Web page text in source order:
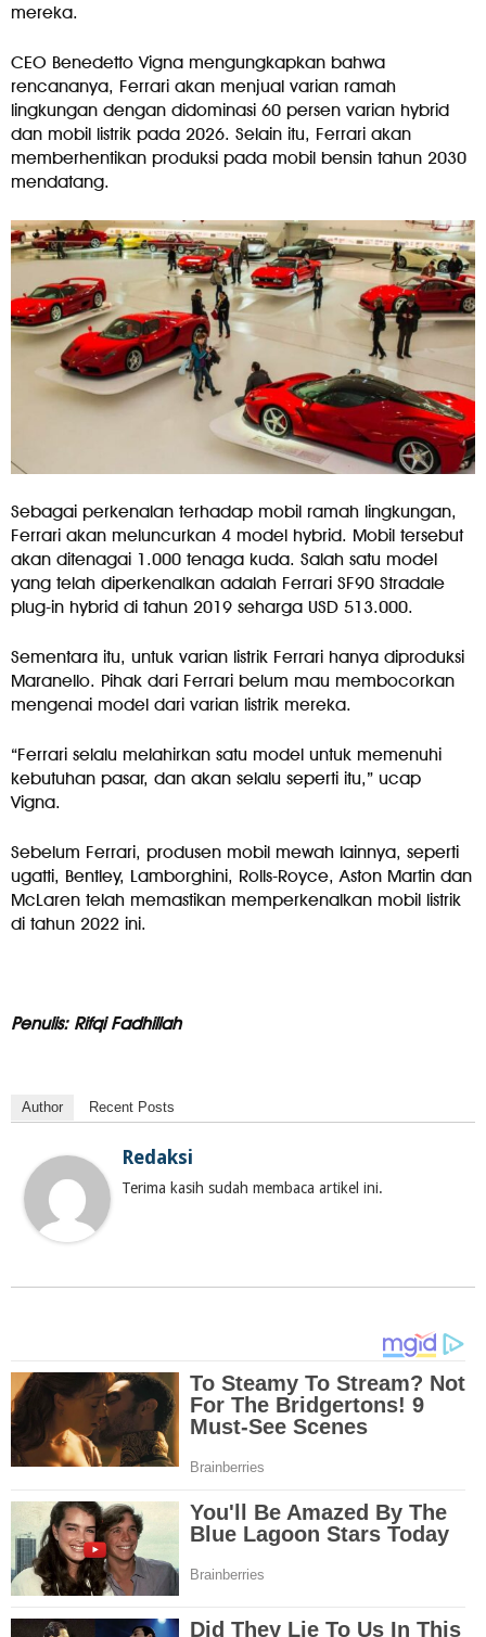
mereka.
CEO Benedetto Vigna mengungkapkan bahwa
rencananya, Ferrari akan menjual varian ramah
lingkungan dengan didominasi 60 persen varian hybrid
dan mobil listrik pada 2026. Selain itu, Ferrari akan
memberhentikan produksi pada mobil bensin tahun 2030
mendatang.
Sebagai perkenalan terhadap mobil ramah lingkungan,
Ferrari akan meluncurkan 4 model hybrid. Mobil tersebut
akan ditenagai 1.000 tenaga kuda. Salah satu model
yang telah diperkenalkan adalah Ferrari SF90 Stradale
plug-in hybrid di tahun 2019 seharga USD 513.000.
Sementara itu, untuk varian listrik Ferrari hanya diproduksi
Maranello. Pihak dari Ferrari belum mau membocorkan
mengenai model dari varian listrik mereka.
“Ferrari selalu melahirkan satu model untuk memenuhi
kebutuhan pasar, dan akan selalu seperti itu,” ucap
Vigna.
Sebelum Ferrari, produsen mobil mewah lainnya, seperti
ugatti, Bentley, Lamborghini, Rolls-Royce, Aston Martin dan
McLaren telah memastikan memperkenalkan mobil listrik
di tahun 2022 ini.
Penulis: Rifqi Fadhillah
Author Recent Posts
Redaksi
Terima kasih sudah membaca artikel ini.